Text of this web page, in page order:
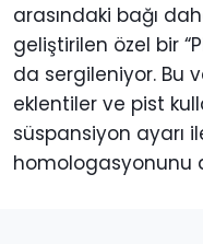
arasındaki bağı
geliştirilen özel bir
da sergileniyor. Bu
eklentiler ve pist
süspansiyon ayarı
homologasyonunu